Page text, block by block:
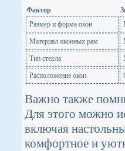
Фактор
Размер и форма окон
Материал оконных рам
Тип стекла
Расположение окон
Важно также
Для этого можно
включая
комфортное и